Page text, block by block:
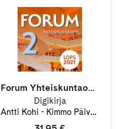
Leena Mannila
Forum Yhteiskuntaoppi 2 (LOPS21) digikirja 12 kk ONL
Digikirja
Antti Kohi Kimmo Päivärinta